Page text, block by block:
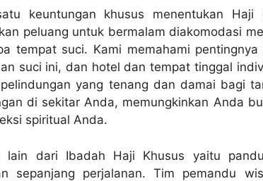
keuntungan khusus menentukan Haji
peluang untuk bermalam diakomodasi
tempat suci. Kami memahami
suci ini, dan hotel dan tempat tinggal
yang tenang dan damai bagi
di sekitar Anda, memungkinkan Anda
spiritual Anda.
lain dari Ibadah Haji Khusus yaitu
sepanjang perjalanan. Tim pemandu